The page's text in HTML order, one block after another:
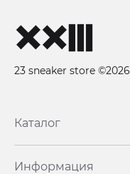
23 sneaker store ©2026
Каталог
Информация